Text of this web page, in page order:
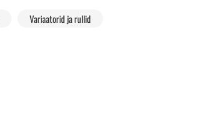
Variaatorid ja rullid